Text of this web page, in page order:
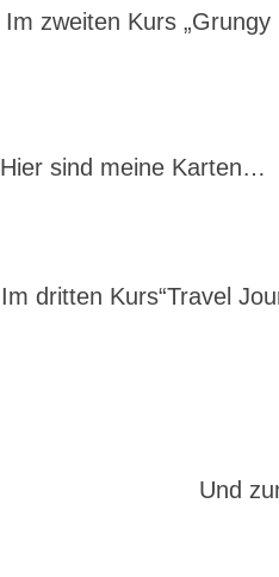
Im zweiten Kurs
Hier sind meine Karten…
Im dritten Kurs“Travel
Und